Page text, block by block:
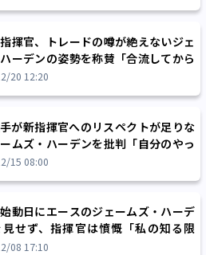
揮官、トレードの噂が絶えないジェ
ーデンの姿勢を称賛「合流してから
組んでいる」
20 12:20
が新指揮官へのリスペクトが足りな
ムズ・ハーデンを批判「自分のやっ
を見直すべき」
15 08:00
動日にエースのジェームズ・ハーデ
見せず、指揮官は憤慨「私の知る限
期は未定」
08 17:10